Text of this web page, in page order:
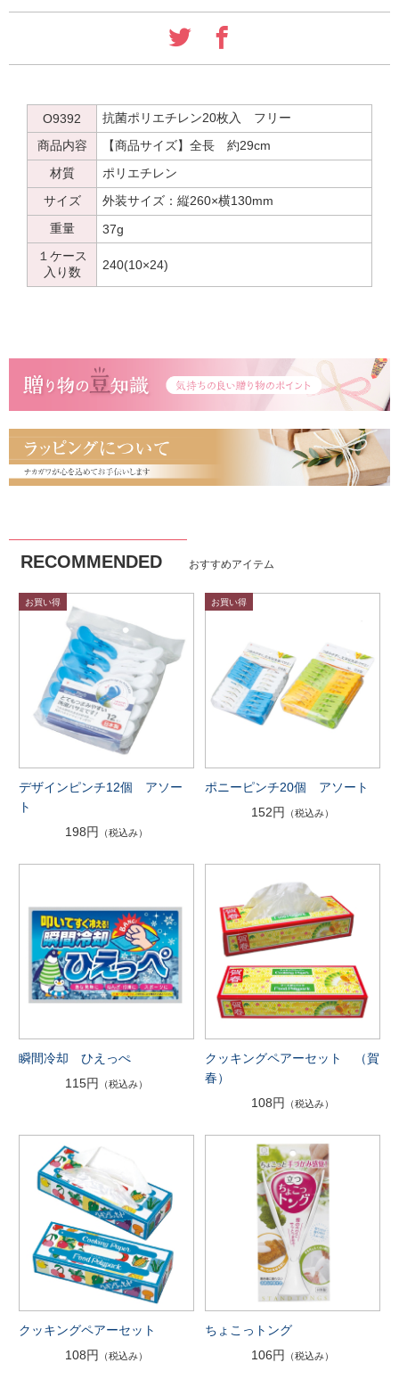
O9392
抗菌ポリエチレン20枚入 フリー
商品内容
【商品サイズ】全長 約29cm
材質
ポリエチレン
サイズ
外装サイズ：縦260×横130mm
重量
37g
１ケース
入り数
240(10×24)
RECOMMENDED おすすめアイテム
デザインピンチ12個 アソー
ト
198円
（税込み）
ポニーピンチ20個 アソート
152円
（税込み）
瞬間冷却 ひえっぺ
115円
（税込み）
クッキングペアーセット （賀
春）
108円
（税込み）
クッキングペアーセット
108円
（税込み）
ちょこっトング
106円
（税込み）